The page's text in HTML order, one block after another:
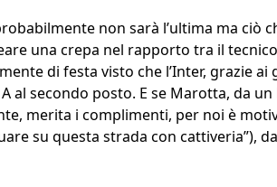
non sarà l’ultima ma ciò
una crepa nel rapporto tra il
di festa visto che l’Inter, grazie ai
al secondo posto. E se Marotta, da
merita i complimenti, per noi è
su questa strada con cattiveria”),